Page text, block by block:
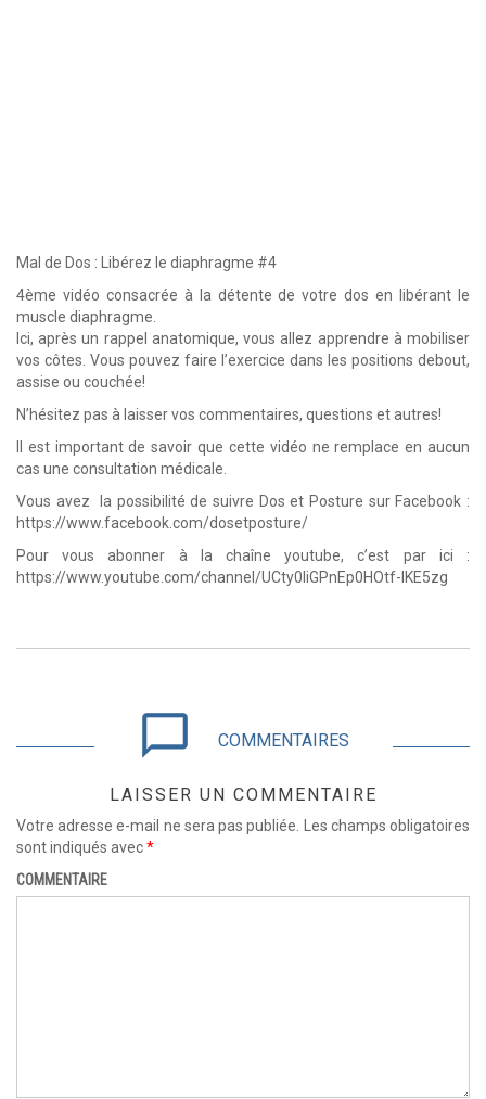
Mal de Dos : Libérez le diaphragme #4
4ème vidéo consacrée à la détente de votre dos en libérant le
muscle diaphragme.
Ici, après un rappel anatomique, vous allez apprendre à mobiliser
vos côtes. Vous pouvez faire l’exercice dans les positions debout,
assise ou couchée!
N’hésitez pas à laisser vos commentaires, questions et autres!
Il est important de savoir que cette vidéo ne remplace en aucun
cas une consultation médicale.
Vous avez la possibilité de suivre Dos et Posture sur Facebook :
https://www.facebook.com/dosetposture/
Pour vous abonner à la chaîne youtube, c’est par ici :
https://www.youtube.com/channel/UCty0liGPnEp0HOtf-lKE5zg
chat_bubble_outline COMMENTAIRES
LAISSER UN COMMENTAIRE
Votre adresse e-mail ne sera pas publiée.
Les champs obligatoires
sont indiqués avec*
COMMENTAIRE